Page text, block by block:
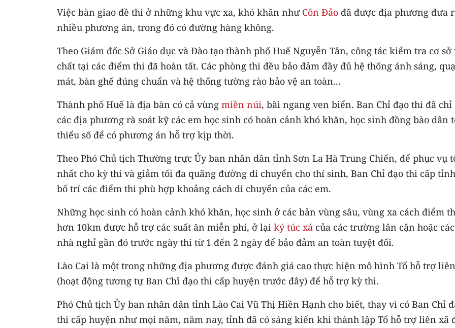
Việc bàn giao đề thi ở những khu vực xa, khó khăn như Côn Đảo đã được địa phương đưa
nhiều phương án, trong đó có đường hàng không.
Theo Giám đốc Sở Giáo dục và Đào tạo thành phố Huế Nguyễn Tân, công tác kiểm tra cơ sở
chất tại các điểm thi đã hoàn tất. Các phòng thi đều bảo đảm đầy đủ hệ thống ánh sáng,
mát, bàn ghế đúng chuẩn và hệ thống tường rào bảo vệ an toàn...
Thành phố Huế là địa bàn có cả vùng miền núi, bãi ngang ven biển. Ban Chỉ đạo thi đã chỉ
các địa phương rà soát kỹ các em học sinh có hoàn cảnh khó khăn, học sinh đồng bào dân
thiểu số để có phương án hỗ trợ kịp thời.
Theo Phó Chủ tịch Thường trực Ủy ban nhân dân tỉnh Sơn La Hà Trung Chiến, để phục vụ
nhất cho kỳ thi và giảm tối đa quãng đường di chuyển cho thí sinh, Ban Chỉ đạo thi cấp
bố trí các điểm thi phù hợp khoảng cách di chuyển của các em.
Những học sinh có hoàn cảnh khó khăn, học sinh ở các bản vùng sâu, vùng xa cách điểm
hơn 10km được hỗ trợ các suất ăn miễn phí, ở lại ký túc xá của các trường lân cận hoặc các
nhà nghỉ gần đó trước ngày thi từ 1 đến 2 ngày để bảo đảm an toàn tuyệt đối.
Lào Cai là một trong những địa phương được đánh giá cao thực hiện mô hình Tổ hỗ trợ
(hoạt động tương tự Ban Chỉ đạo thi cấp huyện trước đây) để hỗ trợ kỳ thi.
Phó Chủ tịch Ủy ban nhân dân tỉnh Lào Cai Vũ Thị Hiền Hạnh cho biết, thay vì có Ban Chỉ
thi cấp huyện như mọi năm, năm nay, tỉnh đã có sáng kiến khi thành lập Tổ hỗ trợ liên xã